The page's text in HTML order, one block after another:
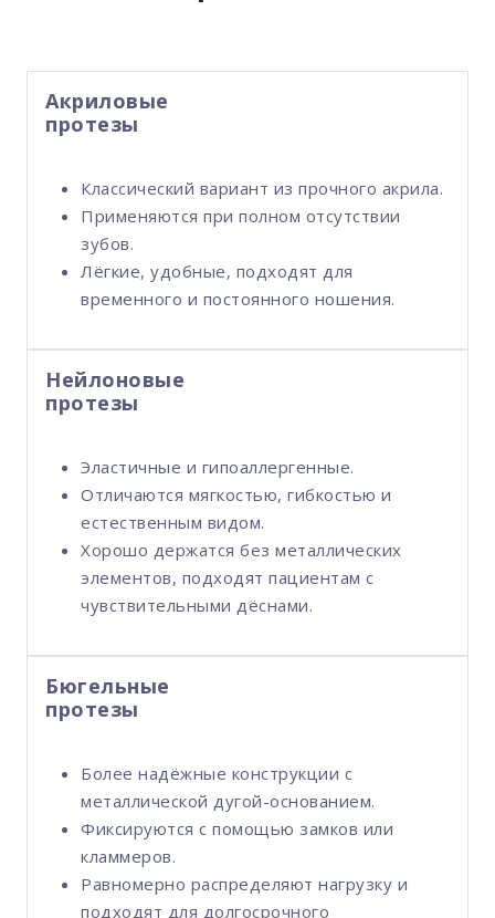
Акриловые
протезы
Классический вариант из прочного акрила.
Применяются при полном отсутствии
зубов.
Лёгкие, удобные, подходят для
временного и постоянного ношения.
Нейлоновые
протезы
Эластичные и гипоаллергенные.
Отличаются мягкостью, гибкостью и
естественным видом.
Хорошо держатся без металлических
элементов, подходят пациентам с
чувствительными дёснами.
Бюгельные
протезы
Более надёжные конструкции с
металлической дугой-основанием.
Фиксируются с помощью замков или
кламмеров.
Равномерно распределяют нагрузку и
подходят для долгосрочного